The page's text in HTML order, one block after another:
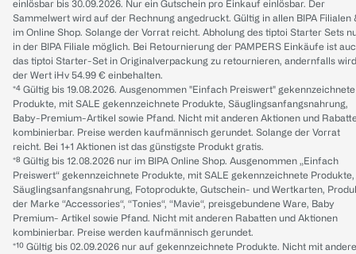
einlösbar bis 30.09.2026. Nur ein Gutschein pro Einkauf einlösbar. Der
Sammelwert wird auf der Rechnung angedruckt. Gültig in allen BIPA Filialen
im Online Shop. Solange der Vorrat reicht. Abholung des tiptoi Starter Sets
in der BIPA Filiale möglich. Bei Retournierung der PAMPERS Einkäufe ist
das tiptoi Starter-Set in Originalverpackung zu retournieren, andernfalls wird
der Wert iHv 54.99 € einbehalten.
*⁴ Gültig bis 19.08.2026. Ausgenommen "Einfach Preiswert" gekennzeichnete
Produkte, mit SALE gekennzeichnete Produkte, Säuglingsanfangsnahrung,
Baby-Premium-Artikel sowie Pfand. Nicht mit anderen Aktionen und
kombinierbar. Preise werden kaufmännisch gerundet. Solange der Vorrat
reicht. Bei 1+1 Aktionen ist das günstigste Produkt gratis.
*⁸ Gültig bis 12.08.2026 nur im BIPA Online Shop. Ausgenommen „Einfach
Preiswert“ gekennzeichnete Produkte, mit SALE gekennzeichnete Produkte,
Säuglingsanfangsnahrung, Fotoprodukte, Gutschein- und Wertkarten,
der Marke “Accessories“, “Tonies“, “Mavie“, preisgebundene Ware, Baby
Premium- Artikel sowie Pfand. Nicht mit anderen Rabatten und Aktionen
kombinierbar. Preise werden kaufmännisch gerundet.
*¹⁰ Gültig bis 02.09.2026 nur auf gekennzeichnete Produkte. Nicht mit